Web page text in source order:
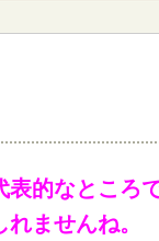
的なところ
ませんね。